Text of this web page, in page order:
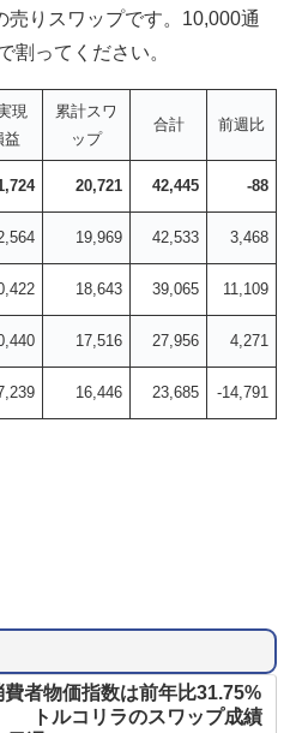
売りスワップです。10,000通
割ってください。
現
益
累計スワ
ップ
合計 前週比
20,721 42,445 -88
19,969 42,533 3,468
18,643 39,065 11,109
17,516 27,956 4,271
16,446 23,685 -14,791
費者物価指数は前年比31.75%
トルコリラのスワップ成績